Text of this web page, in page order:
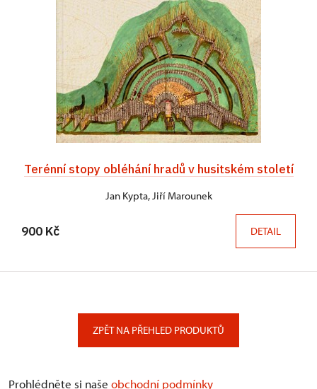
Terénní stopy obléhání hradů v husitském století
Jan Kypta, Jiří Marounek
900 Kč DETAIL
ZPĚT NA PŘEHLED PRODUKTŮ
Prohlédněte si naše obchodní podmínky